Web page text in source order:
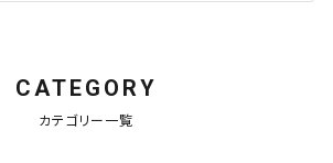
CATEGORY
カテゴリー一覧